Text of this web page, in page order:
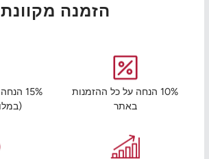
הזמנה מקוונת
10% הנחה על כל ההזמנות
באתר
15%